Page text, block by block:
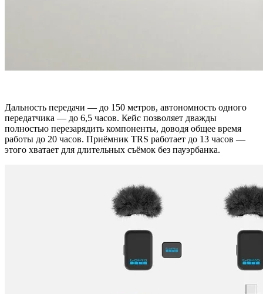
Дальность передачи — до 150 метров, автономность одного
передатчика — до 6,5 часов. Кейс позволяет дважды
полностью перезарядить компоненты, доводя общее время
работы до 20 часов. Приёмник TRS работает до 13 часов —
этого хватает для длительных съёмок без пауэрбанка.